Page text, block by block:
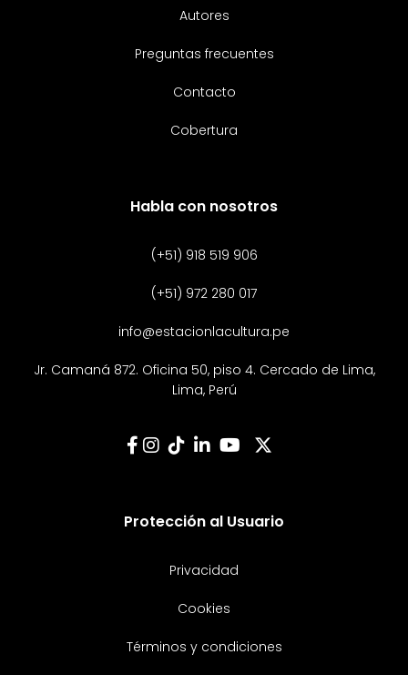
Autores
Preguntas frecuentes
Contacto
Cobertura
Habla con nosotros
(+51) 918 519 906
(+51) 972 280 017
info@estacionlacultura.pe
Jr. Camaná 872. Oficina 50, piso 4. Cercado de Lima,
Lima, Perú
Protección al Usuario
Privacidad
Cookies
Términos y condiciones